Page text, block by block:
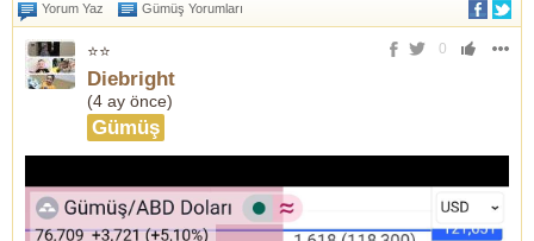
Yorum Yaz Gümüş Yorumları
⭐⭐
Diebright
(4 ay önce)
Gümüş
0